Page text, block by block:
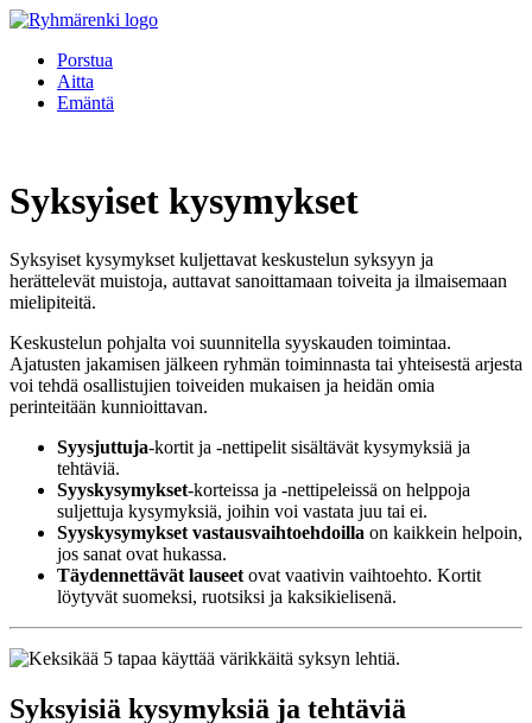
Porstua
Aitta
Emäntä
Syksyiset kysymykset
Syksyiset kysymykset kuljettavat keskustelun syksyyn ja
herättelevät muistoja, auttavat sanoittamaan toiveita ja ilmaisemaan
mielipiteitä.
Keskustelun pohjalta voi suunnitella syyskauden toimintaa.
Ajatusten jakamisen jälkeen ryhmän toiminnasta tai yhteisestä arjesta
voi tehdä osallistujien toiveiden mukaisen ja heidän omia
perinteitään kunnioittavan.
Syysjuttuja-kortit ja -nettipelit sisältävät kysymyksiä ja
tehtäviä.
Syyskysymykset-korteissa ja -nettipeleissä on helppoja
suljettuja kysymyksiä, joihin voi vastata juu tai ei.
Syyskysymykset vastausvaihtoehdoilla on kaikkein helpoin,
jos sanat ovat hukassa.
Täydennettävät lauseet ovat vaativin vaihtoehto. Kortit
löytyvät suomeksi, ruotsiksi ja kaksikielisenä.
Syksyisiä kysymyksiä ja tehtäviä